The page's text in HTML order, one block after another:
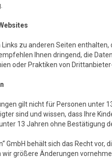
Links zu anderen Seiten
Ihnen dringend, die
oder Praktiken von
gilt nicht für Personen unter
sind und wissen, dass Ihre
13 Jahren ohne Bestätigung
GmbH behält sich das Recht
wir größere Änderungen